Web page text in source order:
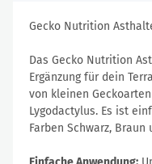
Gecko Nutrition
Das Gecko Nutrition
Ergänzung für dein
von kleinen
Lygodactylus. Es ist
Farben Schwarz,